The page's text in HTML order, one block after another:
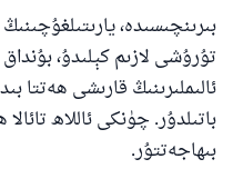
بىرىنچىسىدە،
تۇرۇشى لازىم كېلىدۇ،
ئالىملىرىنىڭ قارىشى ھەتتا
باتىلدۇر. چۈنكى ئاللاھ
بىھاجەتتۇر.